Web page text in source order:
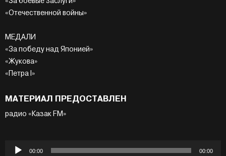
«Отечественной войны»
МЕДАЛИ
«За победу над Японией»
«Жукова»
«Петра I»
МАТЕРИАЛ ПРЕДОСТАВЛЕН
радио «Казак FM»
Аудиоплеер
00:00 00:00